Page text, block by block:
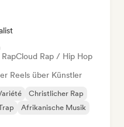
Cloud Rap / Hip Hop
Reels über Künstler
Christlicher Rap
Afrikanische Musik